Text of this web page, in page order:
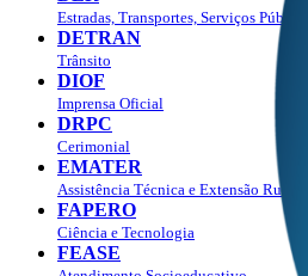
Estradas, Transportes, Serviços Públicos
DETRAN
Trânsito
DIOF
Imprensa Oficial
DRPC
Cerimonial
EMATER
Assistência Técnica e Extensão Rural
FAPERO
Ciência e Tecnologia
FEASE